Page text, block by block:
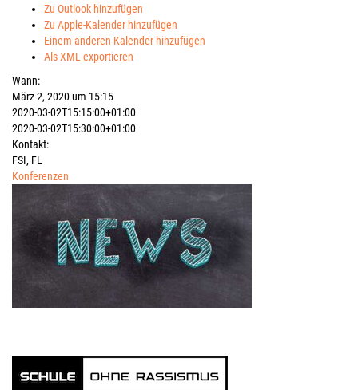
Zu Outlook hinzufügen
Zu Apple-Kalender hinzufügen
Einem anderen Kalender hinzufügen
Als XML exportieren
Wann:
März 2, 2020 um 15:15
2020-03-02T15:15:00+01:00
2020-03-02T15:30:00+01:00
Kontakt:
FSI, FL
Konferenzen